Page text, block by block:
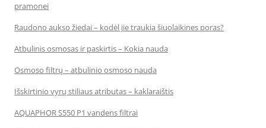
pramonei
Raudono aukso žiedai – kodėl jie traukia šiuolaikines poras?
Atbulinis osmosas ir paskirtis – Kokia nauda
Osmoso filtrų – atbulinio osmoso nauda
Išskirtinio vyrų stiliaus atributas – kaklaraištis
AQUAPHOR S550 P1 vandens filtrai